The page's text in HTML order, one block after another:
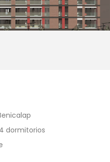
dormitorios